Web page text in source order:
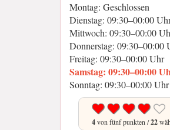
Montag: Geschlossen
Dienstag: 09:30–00:00
Mittwoch: 09:30–00:00
Donnerstag: 09:30–00:00
Freitag: 09:30–00:00 Uhr
Samstag: 09:30–00:00
Sonntag: 09:30–00:00 Uhr
4von fünf punkten /22